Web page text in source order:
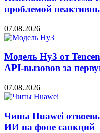
проблемой
07.08.2026
Модель Hy3 от
API-вызовов за
07.08.2026
Чипы Huawei
ИИ на фоне санкций